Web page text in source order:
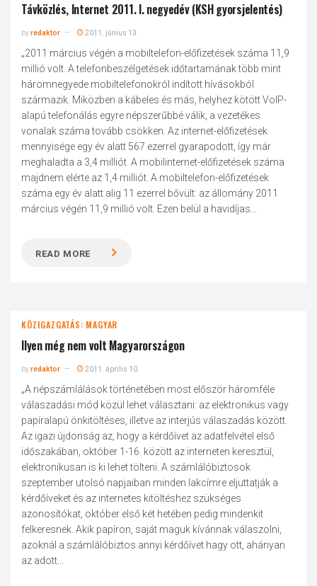
Távközlés, Internet 2011. I. negyedév (KSH gyorsjelentés)
byredaktor 2011. június 13.
„2011 március végén a mobiltelefon-előfizetések száma 11,9
millió volt. A telefonbeszélgetések időtartamának több mint
háromnegyede mobiltelefonokról indított hívásokból
származik. Miközben a kábeles és más, helyhez kötött VoIP-
alapú telefonálás egyre népszerűbbé válik, a vezetékes
vonalak száma tovább csökken. Az internet-előfizetések
mennyisége egy év alatt 567 ezerrel gyarapodott, így már
meghaladta a 3,4 milliót. A mobilinternet-előfizetések száma
majdnem elérte az 1,4 milliót. A mobiltelefon-előfizetések
száma egy év alatt alig 11 ezerrel bővült: az állomány 2011
március végén 11,9 millió volt. Ezen belül a havidíjas...
READ MORE
KÖZIGAZGATÁS: MAGYAR
Ilyen még nem volt Magyarországon
byredaktor 2011. április 10.
„A népszámlálások történetében most először háromféle
válaszadási mód közül lehet választani: az elektronikus vagy
papíralapú önkitöltéses, illetve az interjús válaszadás között.
Az igazi újdonság az, hogy a kérdőívet az adatfelvétel első
időszakában, október 1-16. között az interneten keresztül,
elektronikusan is ki lehet tölteni. A számlálóbiztosok
szeptember utolsó napjaiban minden lakcímre eljuttatják a
kérdőíveket és az internetes kitöltéshez szükséges
azonosítókat, október első két hetében pedig mindenkit
felkeresnek. Akik papíron, saját maguk kívánnak válaszolni,
azoknál a számlálóbiztos annyi kérdőívet hagy ott, ahányan
az adott...